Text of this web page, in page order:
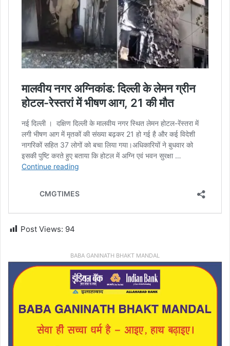
Post Views: 94
BABA GANINATH BHAKT MANDAL